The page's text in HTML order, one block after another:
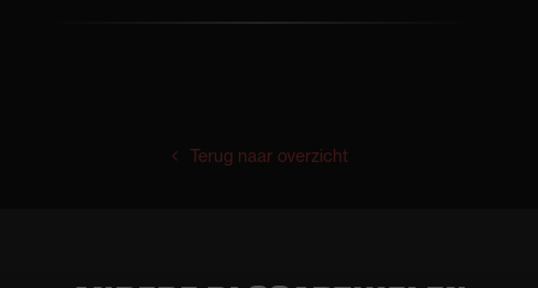
Terug naar overzicht